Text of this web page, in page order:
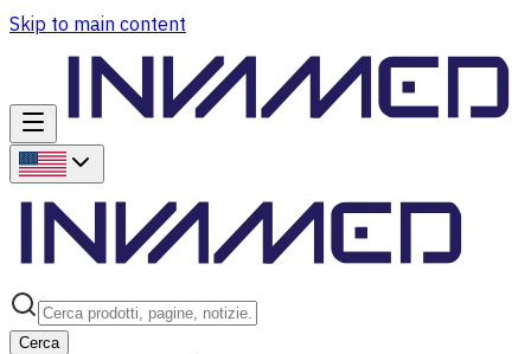
Skip to main content
Cerca